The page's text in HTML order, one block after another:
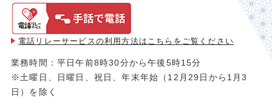
電話リレーサービスの利用方法は こちらをご覧ください
業務時間：平日午前8時30分から午後5時15分
※土曜日、日曜日、祝日、年末年始（12月29日から1月3
日）を除く